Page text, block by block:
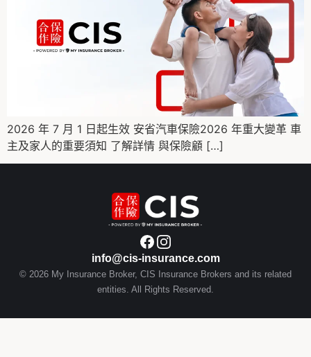
2026 年 7 月 1 日起生效 安省汽車保險2026 年重大變革 車
主及家人的重要須知 了解詳情 與保險顧 […]
info@cis-insurance.com
© 2026 My Insurance Broker, CIS Insurance Brokers and its related
entities. All Rights Reserved.